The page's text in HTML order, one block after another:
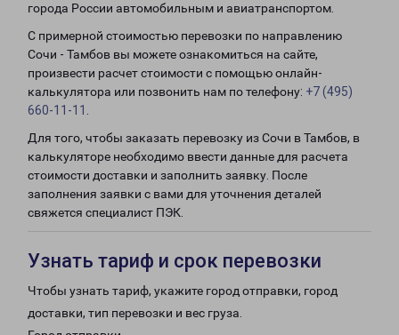
города России автомобильным и авиатранспортом.
С примерной стоимостью перевозки по направлению
Сочи - Тамбов вы можете ознакомиться на сайте,
произвести расчет стоимости с помощью онлайн-
калькулятора или позвонить нам по телефону: +7 (495)
660-11-11
Для того, чтобы заказать перевозку из Сочи в Тамбов, в
калькуляторе необходимо ввести данные для расчета
стоимости доставки и заполнить заявку. После
заполнения заявки с вами для уточнения деталей
свяжется специалист ПЭК.
Узнать тариф и срок перевозки
Чтобы узнать тариф, укажите город отправки, город
доставки, тип перевозки и вес груза.